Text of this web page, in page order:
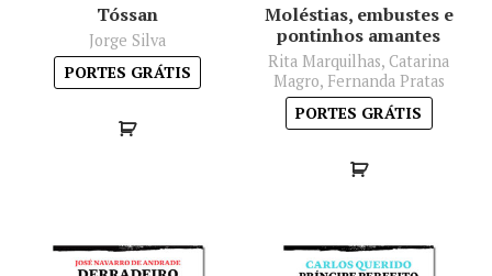
Tóssan
Jorge Silva
PORTES GRÁTIS
Moléstias, embustes e
pontinhos amantes
Rita Marquilhas, Catarina
Magro, Fernanda Pratas
PORTES GRÁTIS